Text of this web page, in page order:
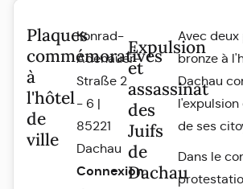
Plaques
commémoratives
à
l'hôtel
de
ville
Konrad-
Adenauer-
Straße 2
- 6 |
85221
Dachau
Connexion
Expulsion
et
assassinat
des
Juifs
de
Dachau
Avec
bronze à
Dachau
de ses
Dans le